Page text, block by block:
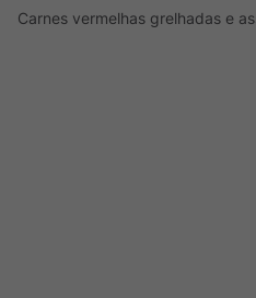
Carnes vermelhas grelhadas e